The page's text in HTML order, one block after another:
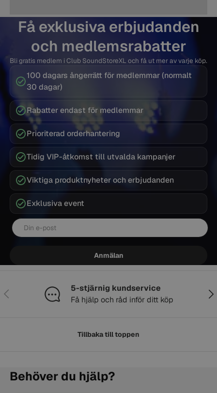
Få exklusiva erbjudanden
och medlemsrabatter
Bli gratis medlem i Club SoundStoreXL och få ut mer av varje köp.
100 dagars ångerrätt för medlemmar (normalt
30 dagar)
Rabatter endast för medlemmar
Prioriterad orderhantering
Tidig VIP-åtkomst till utvalda kampanjer
Viktiga produktnyheter och erbjudanden
Exklusiva event
E-post
Anmälan
Föregående
5-stjärnig kundservice
Få hjälp och råd inför ditt köp
Tillbaka till toppen
Behöver du hjälp?